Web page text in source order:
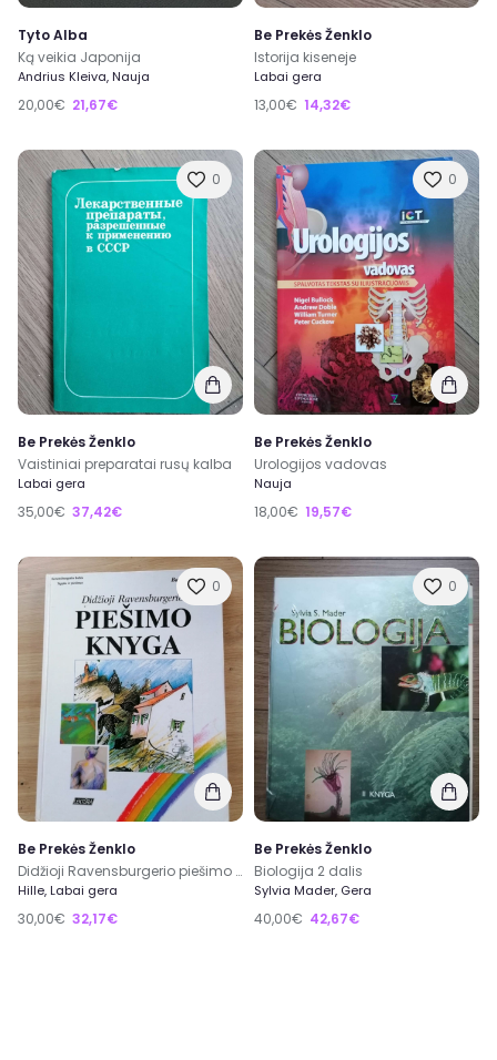
Tyto Alba
Ką veikia Japonija
Andrius Kleiva, Nauja
20,00€ 21,67€
Be Prekės Ženklo
Istorija kiseneje
Labai gera
13,00€ 14,32€
0
Be Prekės Ženklo
Vaistiniai preparatai rusų kalba
Labai gera
35,00€ 37,42€
0
Be Prekės Ženklo
Urologijos vadovas
Nauja
18,00€ 19,57€
0
Be Prekės Ženklo
Didžioji Ravensburgerio piešimo knyga
Hille, Labai gera
30,00€ 32,17€
0
Be Prekės Ženklo
Biologija 2 dalis
Sylvia Mader, Gera
40,00€ 42,67€